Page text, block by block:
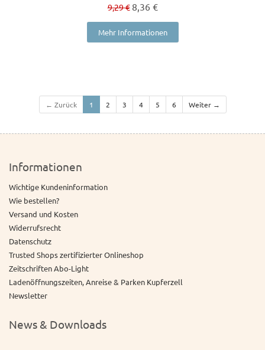
9,29 € 8,36 €
Mehr Informationen
← Zurück 1 2 3 4 5 6 Weiter →
Informationen
Wichtige Kundeninformation
Wie bestellen?
Versand und Kosten
Widerrufsrecht
Datenschutz
Trusted Shops zertifizierter Onlineshop
Zeitschriften Abo-Light
Ladenöffnungszeiten, Anreise & Parken Kupferzell
Newsletter
News & Downloads